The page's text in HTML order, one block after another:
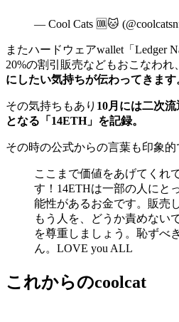
— Cool Cats 🆒🐱
またハードウェアwallet「Ledger
20%の割引販売などもおこなわれ、
にしたい気持ちが伝わってきます
その気持ちもあり 10月には二次
となる「14ETH」を記録。
その時の公式からの言葉も印象的
ここまで価値をあげてくれ
す！14ETHは一部の人にと
能性があるお金です。販売
もう人を、どうか責めない
を尊重しましょう。恥ずべ
ん。LOVE you ALL
これからのcoolcat